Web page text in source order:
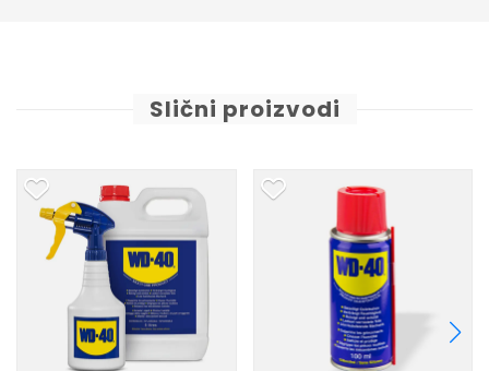
Slični proizvodi